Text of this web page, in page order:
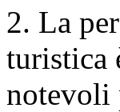
2. La
turistica
notevoli